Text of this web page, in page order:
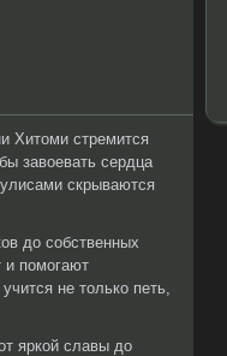
Хитоми стремится
завоевать сердца
скрываются
до собственных
и помогают
не только петь,
яркой славы до